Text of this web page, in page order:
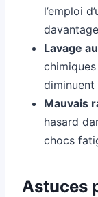
l’emploi
Lavage
diminuent
Mauvais
hasard
chocs
Astuces